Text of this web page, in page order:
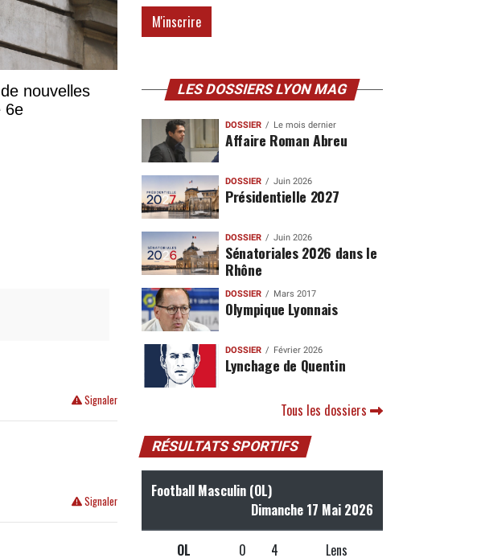
nouvelles
6e
Signaler
Signaler
LES DOSSIERS LYON MAG
DOSSIER Le mois dernier
Affaire Roman Abreu
DOSSIER Juin 2026
Présidentielle 2027
DOSSIER Juin 2026
Sénatoriales 2026 dans le
Rhône
DOSSIER Mars 2017
Olympique Lyonnais
DOSSIER Février 2026
Lynchage de Quentin
Tous les dossiers
RÉSULTATS SPORTIFS
Football Masculin (OL)
Dimanche 17 Mai 2026
OL 0 4 Lens